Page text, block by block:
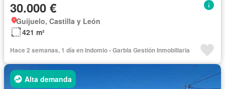
30.000 €
Guijuelo, Castilla y León
421 m²
Hace 2 semanas, 1 día en Indomio - Garbla Gestión Inmobiliaria
Alta demanda